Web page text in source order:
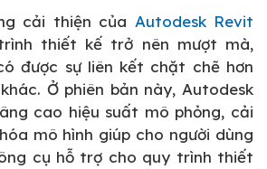
cải thiện của Autodesk Revit
thiết kế trở nên mượt mà,
được sự liên kết chặt chẽ hơn
Ở phiên bản này, Autodesk
cao hiệu suất mô phỏng, cải
mô hình giúp cho người dùng
cụ hỗ trợ cho quy trình thiết